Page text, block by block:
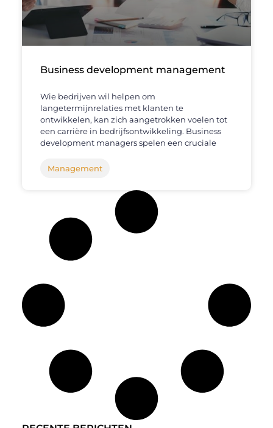
Business development management
Wie bedrijven wil helpen om
langetermijnrelaties met klanten te
ontwikkelen, kan zich aangetrokken voelen tot
een carrière in bedrijfsontwikkeling. Business
development managers spelen een cruciale
Management